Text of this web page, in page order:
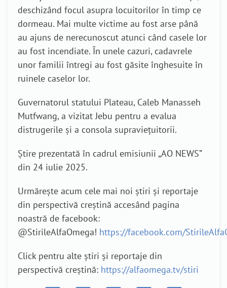
deschizând focul asupra locuitorilor în timp ce
dormeau. Mai multe victime au fost arse până
au ajuns de nerecunoscut atunci când casele lor
au fost incendiate. În unele cazuri, cadavrele
unor familii întregi au fost găsite înghesuite în
ruinele caselor lor.
Guvernatorul statului Plateau, Caleb Manasseh
Mutfwang, a vizitat Jebu pentru a evalua
distrugerile și a consola supraviețuitorii.
Știre prezentată în cadrul emisiunii „AO NEWS”
din 24 iulie 2025.
Urmărește acum cele mai noi știri și reportaje
din perspectivă creștină accesând pagina
noastră de facebook:
@StirileAlfaOmega! https://facebook.com/
Click pentru alte știri și reportaje din
perspectivă creștină: https://alfaomega.tv/stiri